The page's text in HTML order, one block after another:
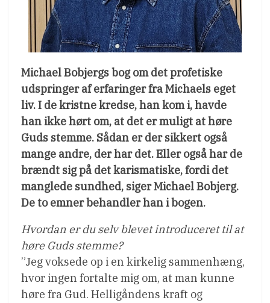
Michael Bobjergs bog om det profetiske
udspringer af erfaringer fra Michaels eget
liv. I de kristne kredse, han kom i, havde
han ikke hørt om, at det er muligt at høre
Guds stemme. Sådan er der sikkert også
mange andre, der har det. Eller også har de
brændt sig på det karismatiske, fordi det
manglede sundhed, siger Michael Bobjerg.
De to emner behandler han i bogen.
Hvordan er du selv blevet introduceret til at
høre Guds stemme?
”Jeg voksede op i en kirkelig sammenhæng,
hvor ingen fortalte mig om, at man kunne
høre fra Gud. Helligåndens kraft og